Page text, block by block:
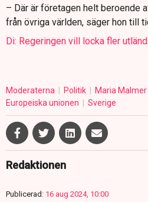
– Där är företagen helt beroende
från övriga världen, säger hon till
Di: Regeringen vill locka fler
Moderaterna Politik
Maria
Europeiska unionen
Sverige
Redaktionen
Publicerad: 16 aug 2024, 10:00